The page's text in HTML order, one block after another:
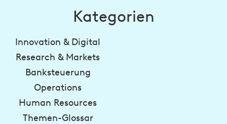
Kategorien
Innovation & Digital
Research & Markets
Banksteuerung
Operations
Human Resources
Themen-Glossar